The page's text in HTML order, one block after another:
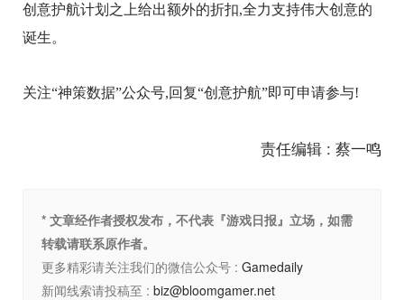
创意护航计划之上给出额外的折扣,全力支持伟大创意的
诞生。
关注“神策数据”公众号,回复“创意护航”即可申请参与!
责任编辑 : 蔡一鸣
* 文章经作者授权发布，不代表『游戏日报』立场，如需
转载请联系原作者。
更多精彩请关注我们的微信公众号 : Gamedaily
新闻线索请投稿至 : biz@bloomgamer.net